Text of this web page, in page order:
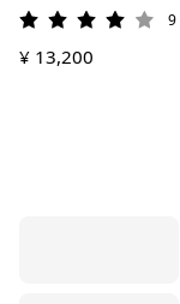
評価: 4 / 5 9
¥ 13,200